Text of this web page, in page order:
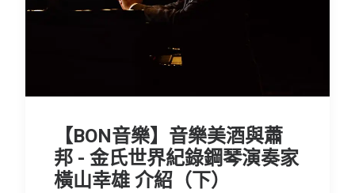
【BON音樂】音樂美酒與蕭
邦 - 金氏世界紀錄鋼琴演奏家
橫山幸雄 介紹（下）